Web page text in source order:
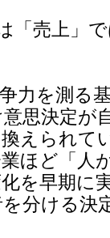
「売上」
力を測る
思決定が
えられて
ほど「人
を早期に
分ける決